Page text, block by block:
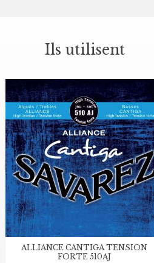
Ils utilisent
ALLIANCE CANTIGA TENSION
FORTE 510AJ